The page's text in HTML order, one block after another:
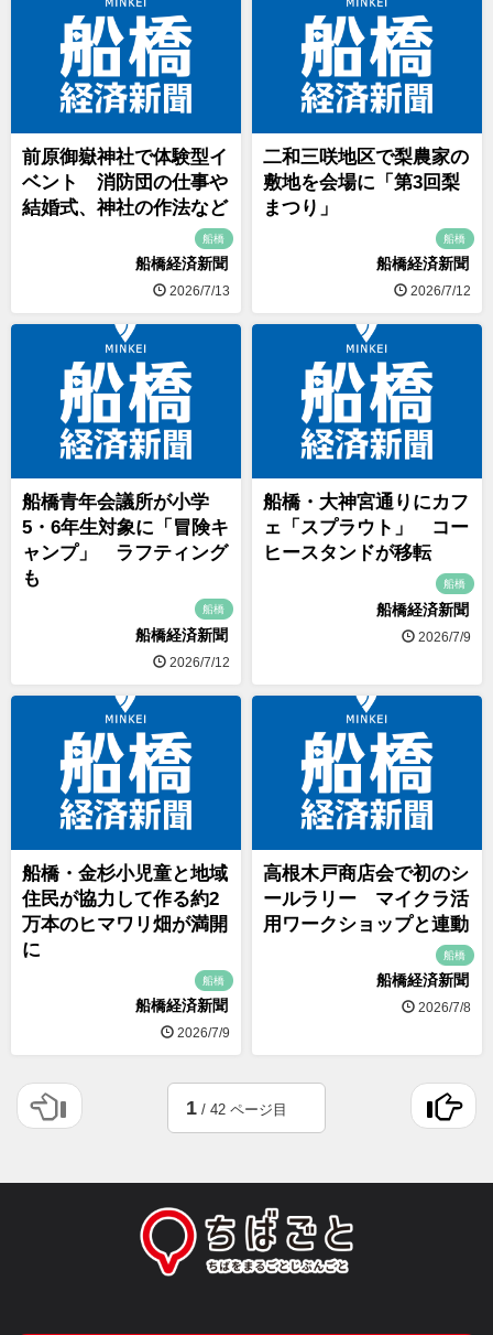
前原御嶽神社で体験型イ
ベント 消防団の仕事や
結婚式、神社の作法など
船橋
船橋経済新聞
2026/7/13
二和三咲地区で梨農家の
敷地を会場に「第3回梨
まつり」
船橋
船橋経済新聞
2026/7/12
船橋青年会議所が小学
5・6年生対象に「冒険キ
ャンプ」 ラフティング
も
船橋
船橋経済新聞
2026/7/12
船橋・大神宮通りにカフ
ェ「スプラウト」 コー
ヒースタンドが移転
船橋
船橋経済新聞
2026/7/9
船橋・金杉小児童と地域
住民が協力して作る約2
万本のヒマワリ畑が満開
に
船橋
船橋経済新聞
2026/7/9
高根木戸商店会で初のシ
ールラリー マイクラ活
用ワークショップと連動
船橋
船橋経済新聞
2026/7/8
1 / 42 ページ目